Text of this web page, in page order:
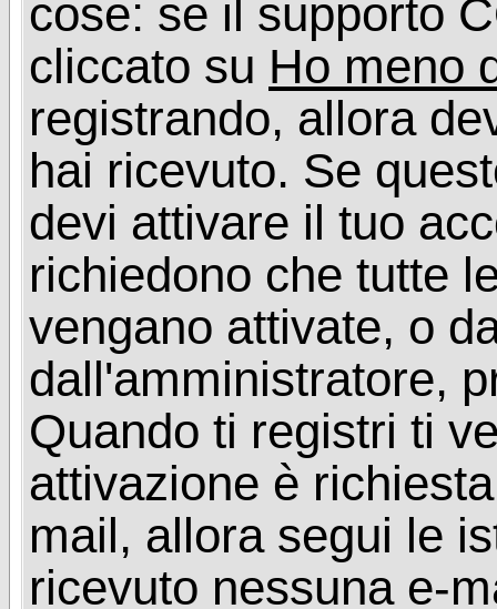
cose: se il supporto
cliccato su Ho meno
registrando, allora
hai ricevuto. Se
devi attivare il tuo
richiedono che tutte
vengano attivate, o
dall'amministratore,
Quando ti registri ti
attivazione è
mail, allora segui le
ricevuto nessuna e-